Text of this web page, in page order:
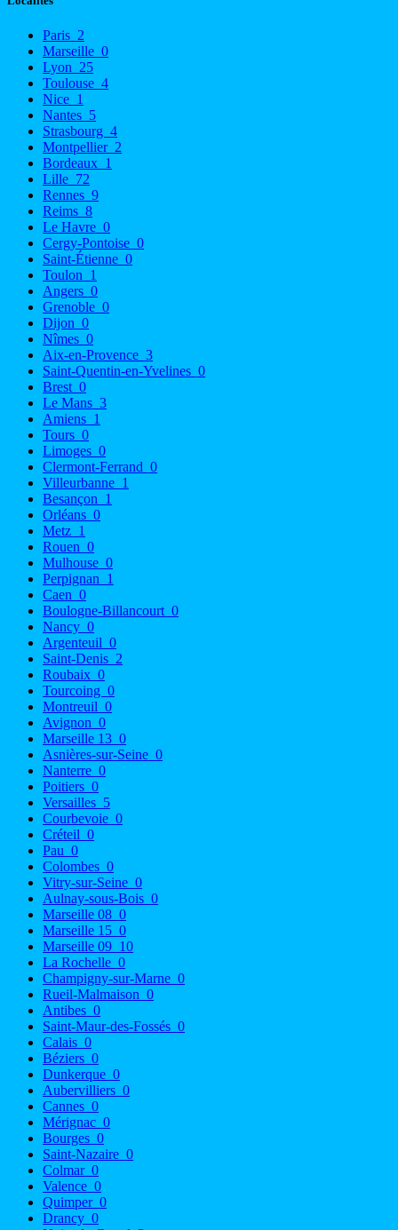
Paris 2
Marseille 0
Lyon 25
Toulouse 4
Nice 1
Nantes 5
Strasbourg 4
Montpellier 2
Bordeaux 1
Lille 72
Rennes 9
Reims 8
Le Havre 0
Cergy-Pontoise 0
Saint-Étienne 0
Toulon 1
Angers 0
Grenoble 0
Dijon 0
Nîmes 0
Aix-en-Provence 3
Saint-Quentin-en-Yvelines 0
Brest 0
Le Mans 3
Amiens 1
Tours 0
Limoges 0
Clermont-Ferrand 0
Villeurbanne 1
Besançon 1
Orléans 0
Metz 1
Rouen 0
Mulhouse 0
Perpignan 1
Caen 0
Boulogne-Billancourt 0
Nancy 0
Argenteuil 0
Saint-Denis 2
Roubaix 0
Tourcoing 0
Montreuil 0
Avignon 0
Marseille 13 0
Asnières-sur-Seine 0
Nanterre 0
Poitiers 0
Versailles 5
Courbevoie 0
Créteil 0
Pau 0
Colombes 0
Vitry-sur-Seine 0
Aulnay-sous-Bois 0
Marseille 08 0
Marseille 15 0
Marseille 09 10
La Rochelle 0
Champigny-sur-Marne 0
Rueil-Malmaison 0
Antibes 0
Saint-Maur-des-Fossés 0
Calais 0
Béziers 0
Dunkerque 0
Aubervilliers 0
Cannes 0
Mérignac 0
Bourges 0
Saint-Nazaire 0
Colmar 0
Valence 0
Quimper 0
Drancy 0